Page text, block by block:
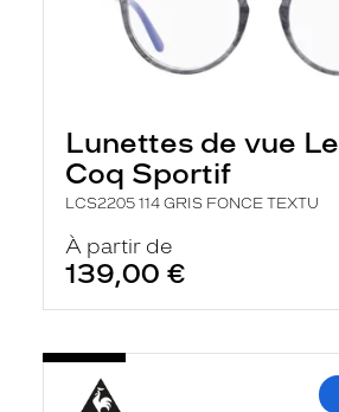
Lunettes de vue Le
Coq Sportif
LCS2205 114 GRIS FONCE TEXTU
À partir de
139,00 €